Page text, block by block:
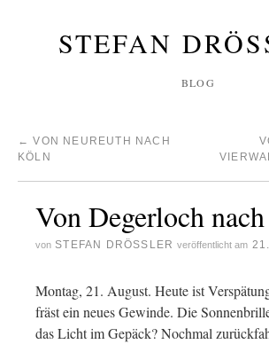
STEFAN
BLOG
← VON NEUREUTH NACH
KÖLN
Von Degerloch
von STEFAN DRÖSSLER veröffentlicht am
Montag, 21. August. Heute ist
fräst ein neues Gewinde. Die
das Licht im Gepäck? Nochmal